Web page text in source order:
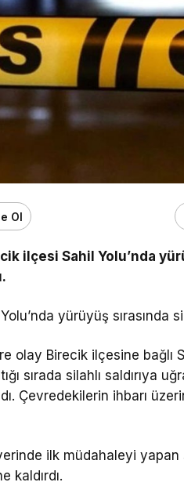
Ol
ilçesi Sahil Yolu’nda
yürüyüş sırasında
olay Birecik ilçesine bağlı
sırada silahlı saldırıya
Çevredekilerin ihbarı
ilk müdahaleyi yapan
kaldırdı.